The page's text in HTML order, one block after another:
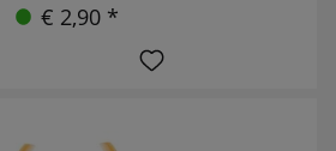
€ 2,90 *